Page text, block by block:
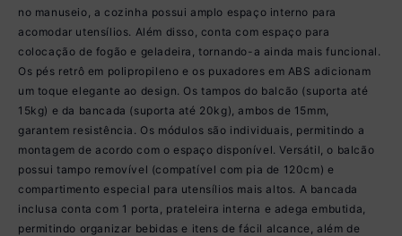
no manuseio, a cozinha possui amplo espaço interno para
acomodar utensílios. Além disso, conta com espaço para
colocação de fogão e geladeira, tornando-a ainda mais funcional.
Os pés retrô em polipropileno e os puxadores em ABS adicionam
um toque elegante ao design. Os tampos do balcão (suporta até
15kg) e da bancada (suporta até 20kg), ambos de 15mm,
garantem resistência. Os módulos são individuais, permitindo a
montagem de acordo com o espaço disponível. Versátil, o balcão
possui tampo removível (compatível com pia de 120cm) e
compartimento especial para utensílios mais altos. A bancada
inclusa conta com 1 porta, prateleira interna e adega embutida,
permitindo organizar bebidas e itens de fácil alcance, além de